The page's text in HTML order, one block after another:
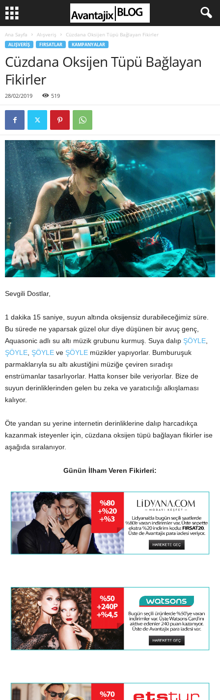
Ana Sayfa Alışveriş Cüzdana Oksijen Tüpü Bağlayan Fikirler
ALIŞVERIŞ FIRSATLAR KAMPANYALAR
Cüzdana Oksijen Tüpü Bağlayan
Fikirler
28/02/2019 519
Sevgili Dostlar,
1 dakika 15 saniye, suyun altında oksijensiz durabileceğimiz süre.
Bu sürede ne yaparsak güzel olur diye düşünen bir avuç genç,
Aquasonic adlı su altı müzik grubunu kurmuş. Suya dalıp ŞÖYLE
ŞÖYLE ŞÖYLE ve ŞÖYLE müzikler yapıyorlar. Bumburuşuk
parmaklarıyla su altı akustiğini müziğe çeviren sıradışı
enstrümanlar tasarlıyorlar. Hatta konser bile veriyorlar. Bize de
suyun derinliklerinden gelen bu zeka ve yaratıcılığı alkışlaması
kalıyor.
Öte yandan su yerine internetin derinliklerine dalıp harcadıkça
kazanmak isteyenler için, cüzdana oksijen tüpü bağlayan fikirler ise
aşağıda sıralanıyor.
Günün İlham Veren Fikirleri: